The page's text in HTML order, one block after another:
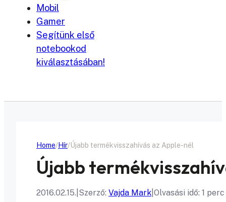
Mobil
Gamer
Segítünk első
notebookod
kiválasztásában!
Home Hír Újabb termékvisszahívás az Apple-nél
Újabb
2016.02.15. Szerző: Vajda Mark Olvasási idő: 1 perc